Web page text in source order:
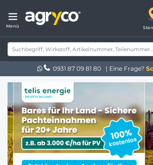
Menü
0931 87 09 81 80 | Eine Frage?